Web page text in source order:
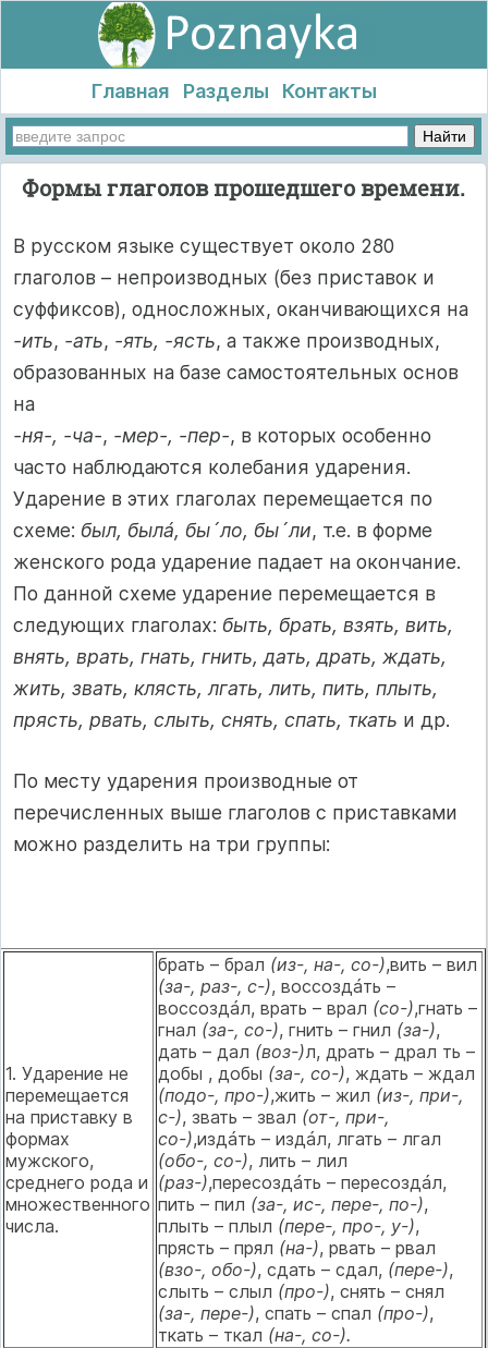
Главная Разделы Контакты
Формы глаголов прошедшего времени.
В русском языке существует около 280
глаголов – непроизводных (без приставок и
суффиксов), односложных, оканчивающихся на
-ить, -ать, -ять, -ясть, а также производных,
образованных на базе самостоятельных основ
на
-ня-, -ча-, -мер-, -пер-, в которых особенно
часто наблюдаются колебания ударения.
Ударение в этих глаголах перемещается по
схеме: был, былá, бы´ло, бы´ли, т.е. в форме
женского рода ударение падает на окончание.
По данной схеме ударение перемещается в
следующих глаголах: быть, брать, взять, вить,
внять, врать, гнать, гнить, дать, драть, ждать,
жить, звать, клясть, лгать, лить, пить, плыть,
прясть, рвать, слыть, снять, спать, ткать и др.
По месту ударения производные от
перечисленных выше глаголов с приставками
можно разделить на три группы:
1. Ударение не
перемещается
на приставку в
формах
мужского,
среднего рода и
множественного
числа.
брать – брал (из-, на-, со-),вить – вил
(за-, раз-, с-), воссоздáть –
воссоздáл, врать – врал (со-),гнать –
гнал (за-, со-), гнить – гнил (за-),
дать – дал (воз-)л, драть – драл ть –
добы , добы (за-, со-), ждать – ждал
(подо-, про-),жить – жил (из-, при-,
с-), звать – звал (от-, при-,
со-),издáть – издáл, лгать – лгал
(обо-, со-), лить – лил
(раз-),пересоздáть – пересоздáл,
пить – пил (за-, ис-, пере-, по-),
плыть – плыл (пере-, про-, у-),
прясть – прял (на-), рвать – рвал
(взо-, обо-), сдать – сдал, (пере-),
слыть – слыл (про-), снять – снял
(за-, пере-), спать – спал (про-),
ткать – ткал (на-, со-).